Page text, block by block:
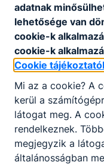
adatnak
lehetősége van
cookie-k
cookie-k
Cookie
Mi az a cookie? A
kerül a
látogat meg. A
rendelkeznek.
megjegyzik a
általánosságban